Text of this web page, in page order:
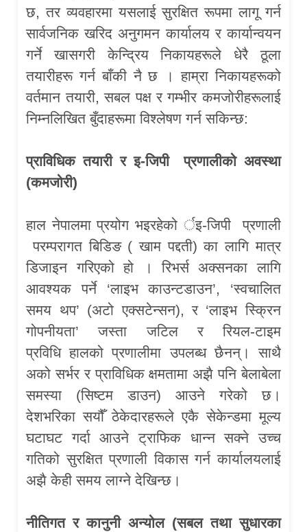
छ, तर व्यवहारमा यसलाई सुरक्षित रूपमा लागू गर्न
सार्वजनिक खरिद अनुगमन कार्यालय र कार्यान्वयन
गर्ने खासगरी केन्द्रिय निकायहरूले धेरै ठूला
तयारीहरू गर्न बाँकी नै छ । हाम्रा निकायहरूको
वर्तमान तयारी, सबल पक्ष र गम्भीर कमजोरीहरूलाई
निम्नलिखित बुँदाहरूमा विश्लेषण गर्न सकिन्छ:
प्राविधिक तयारी र इ-जिपी
प्रणालीको अवस्था
(कमजोरी)
हाल नेपालमा प्रयोग भइरहेको र्इ-जिपी प्रणाली
परम्परागत बिडिङ ( खाम पद्दती) का लागि मात्र
डिजाइन गरिएको हो । रिभर्स अक्सनका लागि
आवश्यक पर्ने ‘लाइभ काउन्टडाउन’, ‘स्वचालित
समय थप’ (अटो एक्सटेन्सन), र ‘लाइभ स्क्रिन
गोपनीयता’ जस्ता जटिल र रियल-टाइम
प्रविधि हालको प्रणालीमा उपलब्ध छैनन्। साथै
अको सर्भर र प्राविधिक क्षमतामा अझै पनि बेलाबेला
समस्या (सिष्टम डाउन) आउने गरेको छ।
देशभरिका सयौँ ठेकेदारहरूले एकै सेकेन्डमा मूल्य
घटाघट गर्दा आउने ट्राफिक धान्न सक्ने उच्च
गतिको सुरक्षित प्रणाली विकास गर्न कार्यालयलाई
अझै केही समय लाग्ने देखिन्छ।
नीतिगत र कानुनी अन्योल (सबल तथा सुधारका